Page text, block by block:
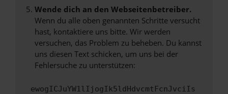
Wende dich an den Webseitenbetreiber.
Wenn du alle oben genannten Schritte versucht
hast, kontaktiere uns bitte. Wir werden
versuchen, das Problem zu beheben. Du kannst
uns diesen Text schicken, um uns bei der
Fehlersuche zu unterstützen:
ewogICJuYW1lIjogIk5ldHdvcmtFcnJvciIs